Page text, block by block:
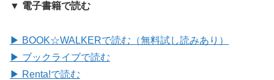
▼ 電子書籍で読む
▶ BOOK☆WALKERで読む（無料試し読みあり）
▶ ブックライブで読む
▶ Renta!で読む